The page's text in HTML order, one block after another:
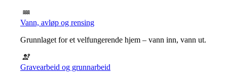
Vann, avløp og rensing
Grunnlaget for et velfungerende hjem – vann inn, vann ut.
Gravearbeid og grunnarbeid